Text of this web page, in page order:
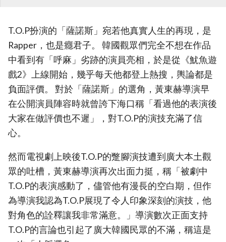
T.O.P扮演的「薩諾斯」宛若他真實人生的再現，是
Rapper，也是癮君子。 韓國觀眾們完全不想在作品
中看到有「呼麻」劣跡的演員亮相，於是從《魷魚遊
戲2》上線開始，幾乎每天他都登上熱搜，輿論都是
負面評價。 對於「薩諾斯」的選角，黃東赫導演早
在公開演員陣容時就曾誇下海口稱「看過他的表演後
大家在做評價也不遲」，對T.O.P的演技充滿了信
心。
然而電視劇上映後T.O.P的蹩腳演技遭到廣大本土觀
眾的吐槽，黃東赫導演再次出面力挺，稱「被劇中
T.O.P的表演感動了，儘管他有漫長的空白期，但作
為導演我認為T.O.P展現了令人印象深刻的演技，他
對角色的詮釋讓我非常滿意。」導演數次正面支持
T.O.P的言論也引起了廣大韓國民眾的不滿，稱這是